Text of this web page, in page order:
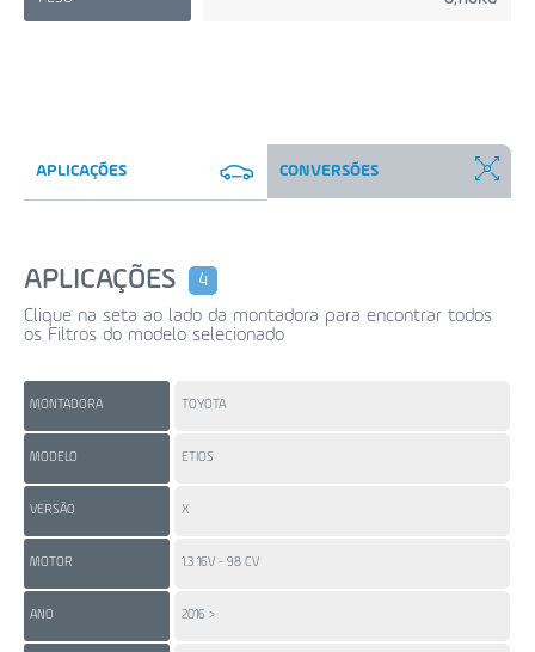
APLICAÇÕES CONVERSÕES
APLICAÇÕES
4
Clique na seta ao lado da montadora para encontrar todos
os Filtros do modelo selecionado
MONTADORA
MODELO
VERSÃO
MOTOR
ANO
TOYOTA
ETIOS
X
1.3 16V - 98 CV
2016 >